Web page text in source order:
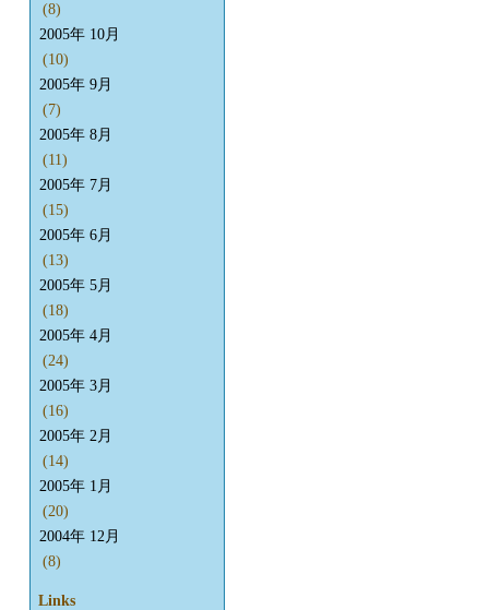
(8)
2005年 10月
(10)
2005年 9月
(7)
2005年 8月
(11)
2005年 7月
(15)
2005年 6月
(13)
2005年 5月
(18)
2005年 4月
(24)
2005年 3月
(16)
2005年 2月
(14)
2005年 1月
(20)
2004年 12月
(8)
Links